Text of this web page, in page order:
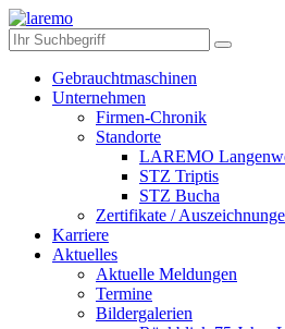
Gebrauchtmaschinen
Unternehmen
Firmen-Chronik
Standorte
LAREMO
STZ Triptis
STZ Bucha
Zertifikate /
Karriere
Aktuelles
Aktuelle Meldungen
Termine
Bildergalerien